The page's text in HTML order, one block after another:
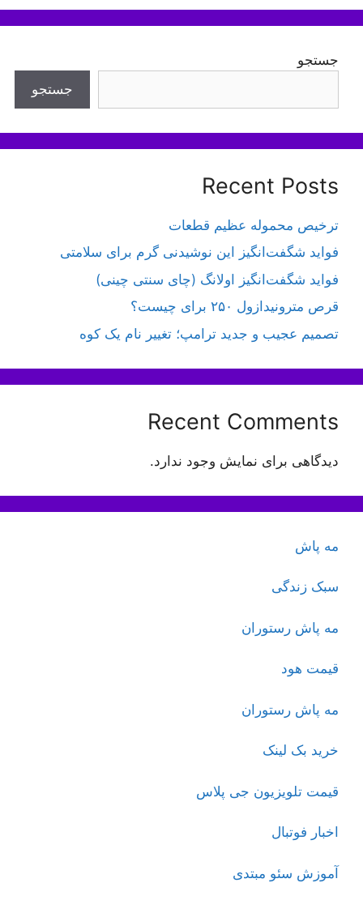
جستجو
جستجو
Recent Posts
ترخیص محموله عظیم قطعات
فواید شگفت‌انگیز این نوشیدنی گرم برای سلامتی
فواید شگفت‌انگیز اولانگ (چای سنتی چینی)
قرص مترونیدازول ۲۵۰ برای چیست؟
تصمیم عجیب و جدید ترامپ؛ تغییر نام یک کوه
Recent Comments
دیدگاهی برای نمایش وجود ندارد.
مه پاش
سبک زندگی
مه پاش رستوران
قیمت هود
مه پاش رستوران
خرید بک لینک
قیمت تلویزیون جی پلاس
اخبار فوتبال
آموزش سئو مبتدی